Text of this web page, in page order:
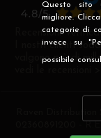
Questo sito
migliore.
categorie di
invece su
possibile
Recensioni
I nostri clienti
valgono più di
Raven